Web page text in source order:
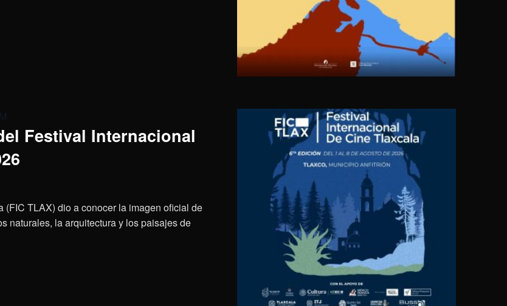
Festival Internacional
TLAX) dio a conocer la imagen oficial de
naturales, la arquitectura y los paisajes de